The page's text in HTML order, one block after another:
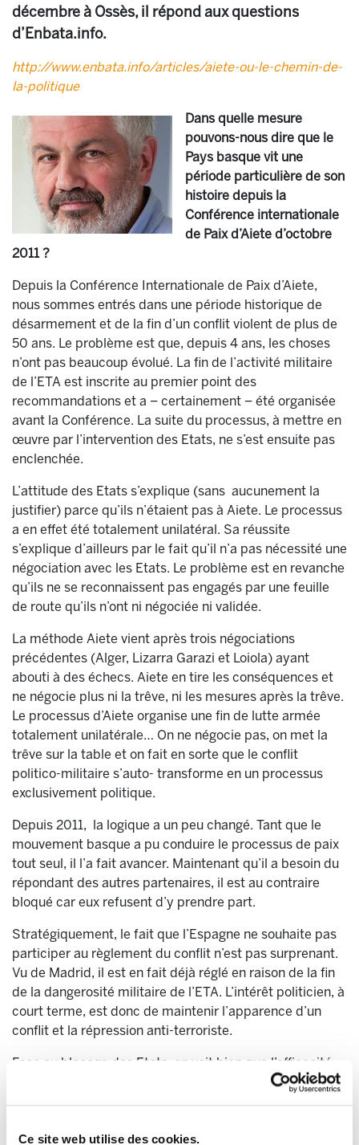
Ce site web utilise des cookies.
décembre à Ossès, il répond aux questions
d’Enbata.info.
http://www.enbata.info/articles/aiete-ou-le-chemin-de-
la-politique
Dans quelle mesure
pouvons-nous dire que le
Pays basque vit une
période particulière de son
histoire depuis la
Conférence internationale
de Paix d’Aiete d’octobre
2011 ?
Depuis la Conférence Internationale de Paix d’Aiete,
nous sommes entrés dans une période historique de
désarmement et de la fin d’un conflit violent de plus de
50 ans. Le problème est que, depuis 4 ans, les choses
n’ont pas beaucoup évolué. La fin de l’activité militaire
de l’ETA est inscrite au premier point des
recommandations et a – certainement – été organisée
avant la Conférence. La suite du processus, à mettre en
œuvre par l’intervention des Etats, ne s’est ensuite pas
enclenchée.
L’attitude des Etats s’explique (sans aucunement la
justifier) parce qu’ils n’étaient pas à Aiete. Le processus
a en effet été totalement unilatéral. Sa réussite
s’explique d’ailleurs par le fait qu’il n’a pas nécessité une
négociation avec les Etats. Le problème est en revanche
qu’ils ne se reconnaissent pas engagés par une feuille
de route qu’ils n’ont ni négociée ni validée.
La méthode Aiete vient après trois négociations
précédentes (Alger, Lizarra Garazi et Loiola) ayant
abouti à des échecs. Aiete en tire les conséquences et
ne négocie plus ni la trêve, ni les mesures après la trêve.
Le processus d’Aiete organise une fin de lutte armée
totalement unilatérale… On ne négocie pas, on met la
trêve sur la table et on fait en sorte que le conflit
politico-militaire s’auto- transforme en un processus
exclusivement politique.
Depuis 2011, la logique a un peu changé. Tant que le
mouvement basque a pu conduire le processus de paix
tout seul, il l’a fait avancer. Maintenant qu’il a besoin du
répondant des autres partenaires, il est au contraire
bloqué car eux refusent d’y prendre part.
Stratégiquement, le fait que l’Espagne ne souhaite pas
participer au règlement du conflit n’est pas surprenant.
Vu de Madrid, il est en fait déjà réglé en raison de la fin
de la dangerosité militaire de l’ETA. L’intérêt politicien, à
court terme, est donc de maintenir l’apparence d’un
conflit et la répression anti-terroriste.
Face au blocage des Etats, on voit bien que l’efficacité
des appels à la négociation, à la participation au
processus de paix demeure malheureusement